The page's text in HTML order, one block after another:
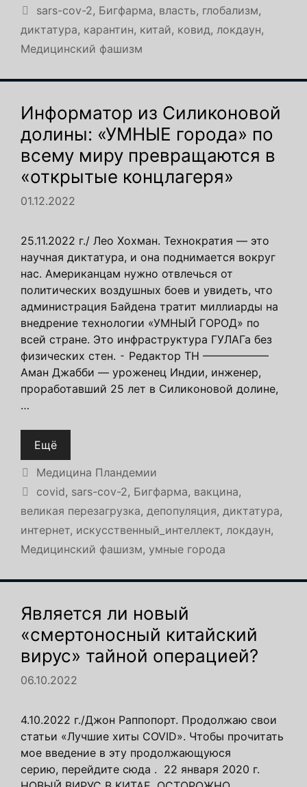
Метки
sars-cov-2, Бигфарма, власть, глобализм,
диктатура, карантин, китай, ковид, локдаун,
Медицинский фашизм
Информатор из Силиконовой
долины: «УМНЫЕ города» по
всему миру превращаются в
«открытые концлагеря»
01.12.2022
25.11.2022 г./ Лео Хохман. Технократия — это
научная диктатура, и она поднимается вокруг
нас. Американцам нужно отвлечься от
политических воздушных боев и увидеть, что
администрация Байдена тратит миллиарды на
внедрение технологии «УМНЫЙ ГОРОД» по
всей стране. Это инфраструктура ГУЛАГа без
физических стен. ⁃ Редактор ТН ——————
Аман Джабби — уроженец Индии, инженер,
проработавший 25 лет в Силиконовой долине,
…
Ещё
Рубрики
Медицина Пландемии
Метки
covid, sars-cov-2, Бигфарма, вакцина,
великая перезагрузка, депопуляция, диктатура,
интернет, искусственный_интеллект, локдаун,
Медицинский фашизм, умные города
Является ли новый
«смертоносный китайский
вирус» тайной операцией?
06.10.2022
4.10.2022 г./Джон Раппопорт. Продолжаю свои
статьи «Лучшие хиты COVID». Чтобы прочитать
мое введение в эту продолжающуюся
серию, перейдите сюда . 22 января 2020 г.